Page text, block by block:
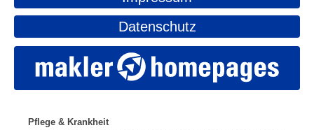
Datenschutz
Pflege & Krankheit